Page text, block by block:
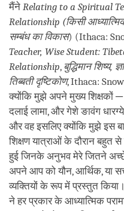
मैंने Relating to a Spiritual
Relationship (किसी
सम्बंध का विकास) (Ithaca:
Teacher, Wise Student:
Relationship, बुद्धिमान शिष्य,
तिब्बती दृष्टिकोण, Ithaca:
क्योंकि मुझे अपने मुख्य शिक्षकों ─
दलाई लामा, और गेशे ङावंग
और वह इसलिए क्योंकि मुझे इस
शिक्षण यात्राओं के दौरान बहुत
हुई जिनके अनुभव मेरे जितने
अपने आप को यौन, आर्थिक, या
व्यक्तियों के रूप में प्रस्तुत
ने हर प्रकार के आध्यात्मिक